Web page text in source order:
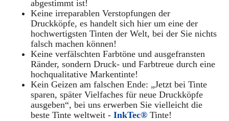
abgestimmt ist!
Keine irreparablen Verstopfungen der
Druckköpfe, es handelt sich hier um eine der
hochwertigsten Tinten der Welt, bei der Sie nichts
falsch machen können!
Keine verfälschten Farbtöne und ausgefransten
Ränder, sondern Druck- und Farbtreue durch eine
hochqualitative Markentinte!
Kein Geizen am falschen Ende: „Jetzt bei Tinte
sparen, später Vielfaches für neue Druckköpfe
ausgeben“, bei uns erwerben Sie vielleicht die
beste Tinte weltweit - InkTec® Tinte!